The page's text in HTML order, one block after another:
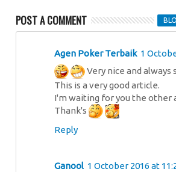
POST A COMMENT
Agen Poker Terbaik 1
Very nice and always
This is a very good article.
I'm waiting for you the other
Thank's
Reply
Ganool 1 October 2016 at